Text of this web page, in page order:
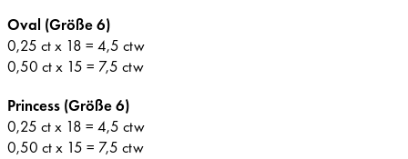
Oval (Größe 6)
0,25 ct x 18 = 4,5 ctw
0,50 ct x 15 = 7,5 ctw
Princess (Größe 6)
0,25 ct x 18 = 4,5 ctw
0,50 ct x 15 = 7,5 ctw